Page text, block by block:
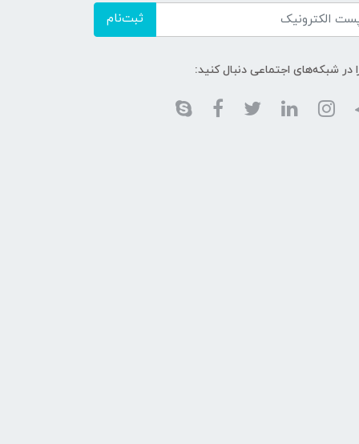
ثبت‌نام
در شبکه‌های اجتماعی دنبال کنید: